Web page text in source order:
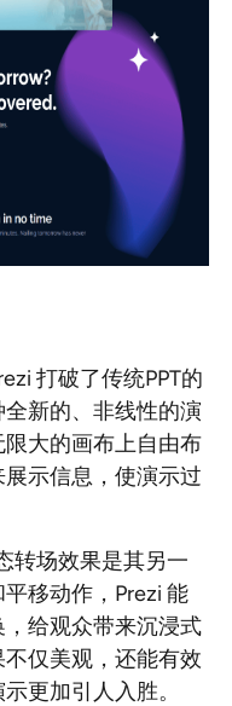
打破了传统PPT的
新的、非线性的演
大的画布上自由布
示信息，使演示过
转场效果是其另一
移动作，Prezi 能
给观众带来沉浸式
仅美观，还能有效
更加引人入胜。